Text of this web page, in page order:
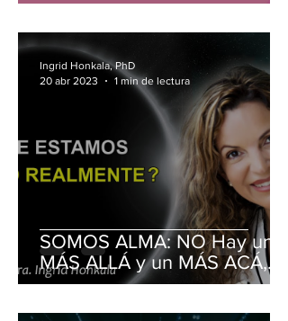
SOMOS ALMA: NO Hay un
MÁS ALLÁ y un MÁS ACÁ,
Sino un CONTÍNUO
Ingrid Honkala, PhD
20 abr 2023
1 min de lectura